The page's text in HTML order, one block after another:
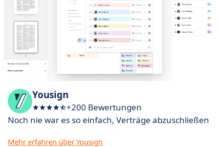
Yousign
+200 Bewertungen
Noch nie war es so einfach, Verträge abzuschließen
Mehr erfahren über Yousign